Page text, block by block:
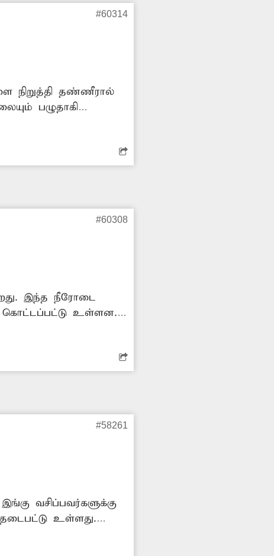
#60314
நிறுத்தி தண்ணீரால்
பழுதாகி
அங்கு தண்ணீர்
ஏற்படுகிறது.
எனவே
#60308
இந்த நீரோடை
கொட்டப்பட்டு உள்ளன.
எடுக்க வேண்டும்.
#58261
வசிப்பவர்களுக்கு
உள்ளது.
மேலும் விலை
மோட்டார் பழுதை